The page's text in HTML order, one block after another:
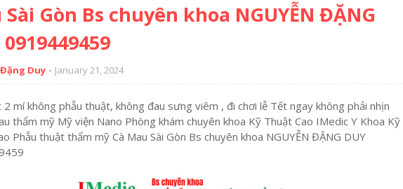
Sài Gòn Bs chuyên khoa NGUYỄN ĐẶNG
0919449459
Duy January 21, 2024
2 mí không phẫu thuật, không đau sưng viêm , đi chơi lễ Tết ngay không phải nhịn
thẩm mỹ Mỹ viện Nano Phòng khám chuyên khoa Kỹ Thuật Cao IMedic Y Khoa Kỹ
Phẫu thuật thẩm mỹ Cà Mau Sài Gòn Bs chuyên khoa NGUYỄN ĐẶNG DUY